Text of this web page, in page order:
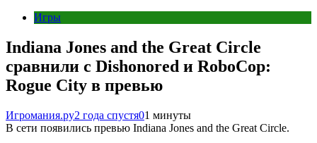
Игры
Indiana Jones and the Great Circle
сравнили с Dishonored и RoboCop:
Rogue City в превью
Игромания.ру2 года спустя01 минуты
В сети появились превью Indiana Jones and the Great Circle.